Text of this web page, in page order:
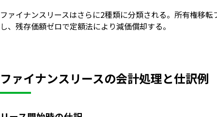
ファイナンスリースはさらに2種類に分類される。所有権移
し、残存価額ゼロで定額法により減価償却する。
ファイナンスリースの会計処理と仕訳例